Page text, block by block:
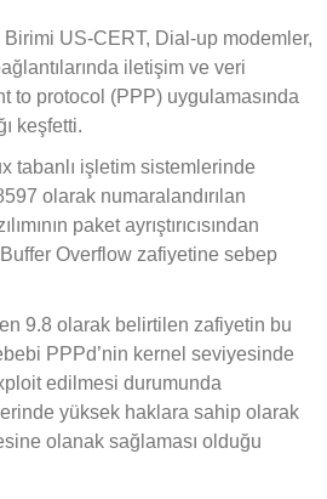
US-CERT, Dial-up modemler,
iletişim ve veri
to protocol (PPP) uygulamasında
keşfetti.
tabanlı işletim sistemlerinde
olarak numaralandırılan
paket ayrıştırıcısından
Overflow zafiyetine sebep
9.8 olarak belirtilen zafiyetin bu
PPPd’nin kernel seviyesinde
edilmesi durumunda
yüksek haklara sahip olarak
olanak sağlaması olduğu